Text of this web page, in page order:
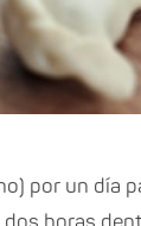
por un día